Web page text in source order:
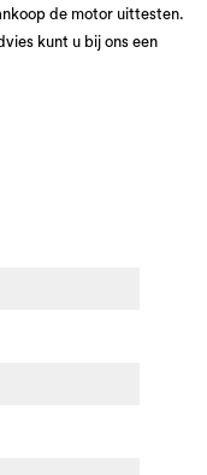
de motor uittesten.
kunt u bij ons een